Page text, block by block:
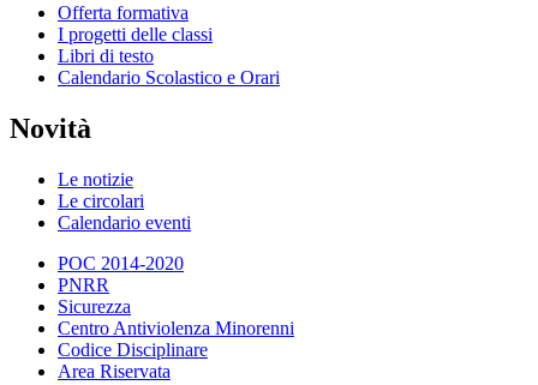
Offerta formativa
I progetti delle classi
Libri di testo
Calendario Scolastico e Orari
Novità
Le notizie
Le circolari
Calendario eventi
POC 2014-2020
PNRR
Sicurezza
Centro Antiviolenza Minorenni
Codice Disciplinare
Area Riservata